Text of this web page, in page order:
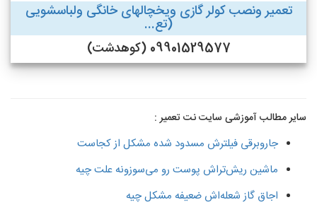
تعمیر ونصب کولر گازی ویخچالهای خانگی ولباسشویی
(تع...
09901529577 (کوهدشت)
سایر مطالب آموزشی سایت نت تعمیر :
جاروبرقی فیلترش مسدود شده مشکل از کجاست
ماشین ریش‌تراش پوست رو می‌سوزونه علت چیه
اجاق گاز شعله‌اش ضعیفه مشکل چیه